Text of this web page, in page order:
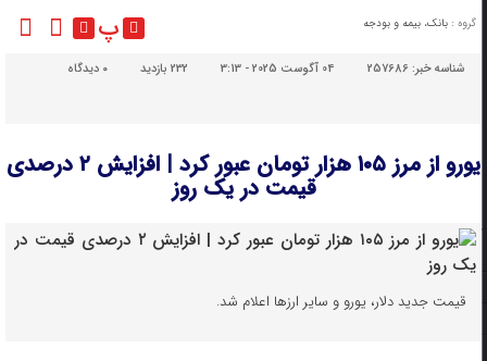
گروه : بانک، بیمه و بودجه پ
شناسه خبر:257686 04 آگوست 2025 - 3:13 232 بازدید دیدگاه
یورو از مرز ۱۰۵ هزار تومان عبور کرد | افزایش ۲ درصدی
قیمت در یک روز
قیمت جدید دلار، یورو و سایر ارزها اعلام شد.